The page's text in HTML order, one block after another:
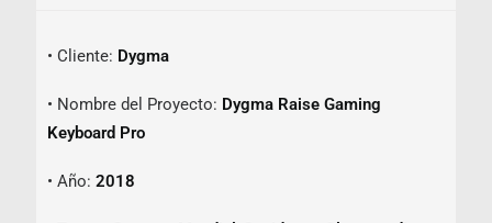
• Cliente: Dygma
• Nombre del Proyecto: Dygma Raise Gaming
Keyboard Pro
• Año: 2018